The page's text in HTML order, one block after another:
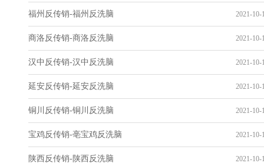
福州反传销-福州反洗脑 2021-10-
商洛反传销-商洛反洗脑 2021-10-
汉中反传销-汉中反洗脑 2021-10-
延安反传销-延安反洗脑 2021-10-
铜川反传销-铜川反洗脑 2021-10-
宝鸡反传销-亳宝鸡反洗脑 2021-10-
陕西反传销-陕西反洗脑 2021-10-